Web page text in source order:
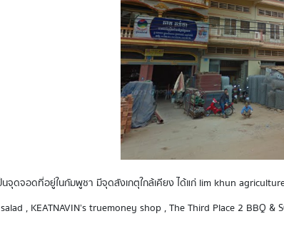
นจุดจอดที่อยู่ในกัมพูชา มีจุดสังเกตุใกล้เคียง ได้แก่ lim khun
, KEATNAVIN’s truemoney shop , The Third Place 2 BBQ